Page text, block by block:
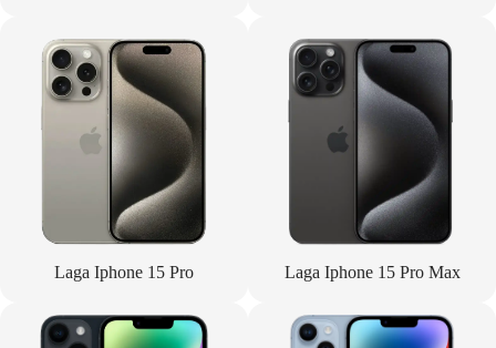
Laga Iphone 15 Pro Laga Iphone 15 Pro Max